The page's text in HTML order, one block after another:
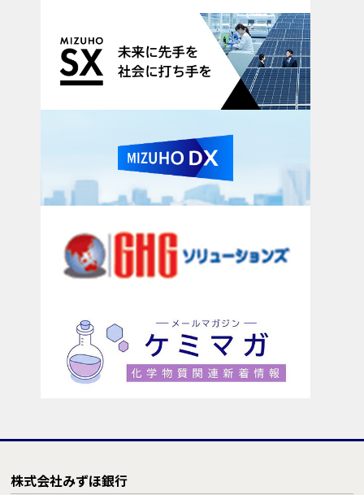
株式会社みずほ銀行